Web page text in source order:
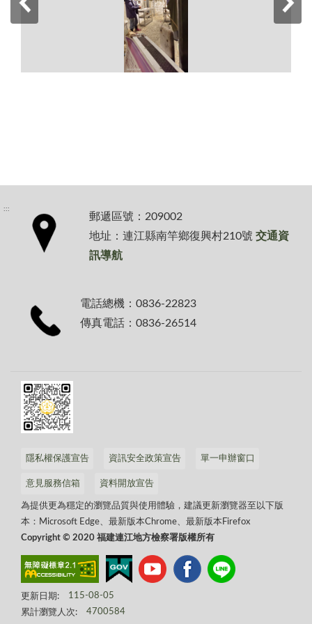
:::
郵遞區號：209002
地址：連江縣南竿鄉復興村210號 交通資
訊導航
電話總機：0836-22823
傳真電話：0836-26514
隱私權保護宣告 資訊安全政策宣告 單一申辦窗口
意見服務信箱 資料開放宣告
為提供更為穩定的瀏覽品質與使用體驗，建議更新瀏覽器至以下版
本：Microsoft Edge、最新版本Chrome、最新版本Firefox
Copyright © 2020 福建連江地方檢察署版權所有
更新日期:
115-08-05
累計瀏覽人次:
4700584